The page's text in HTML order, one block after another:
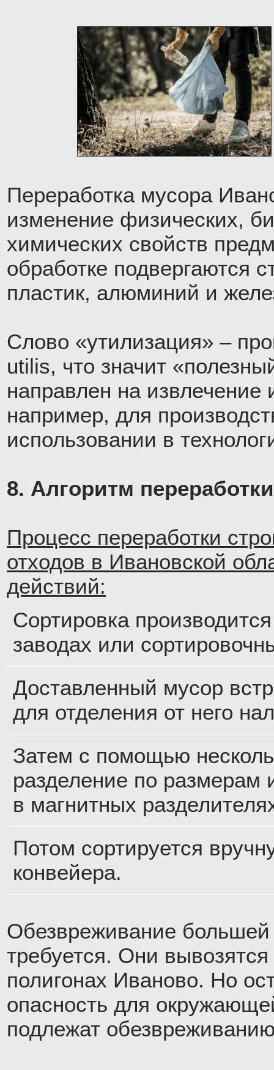
Переработка мусора
изменение физических,
химических свойств
обработке подвергаются
пластик, алюминий и
Слово «утилизация» –
utilis, что значит
направлен на извлечение
например, для
использовании в
8. Алгоритм
Процесс переработки
отходов в Ивановской
действий:
Сортировка
заводах или
Доставленный мусор
для отделения от него
Затем с помощью
разделение по размерам
в магнитных
Потом сортируется
конвейера.
Обезвреживание большей
требуется. Они
полигонах Иваново. Но
опасность для
подлежат